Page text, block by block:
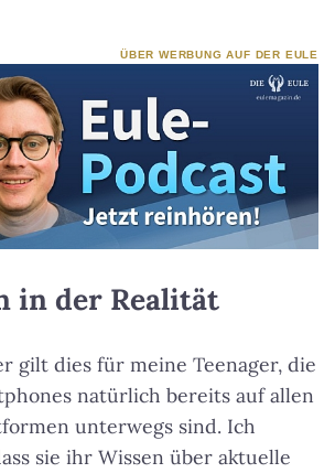
ÜBER WERBUNG AUF DER EULE
in der Realität
gilt dies für meine Teenager, die
natürlich bereits auf allen
unterwegs sind. Ich
sie ihr Wissen über aktuelle